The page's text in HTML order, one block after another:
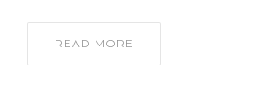
READ MORE